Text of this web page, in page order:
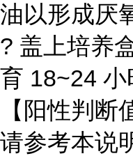
油以形成厌
? 盖上培养
育 18~24 小
【阳性判断
请参考本说